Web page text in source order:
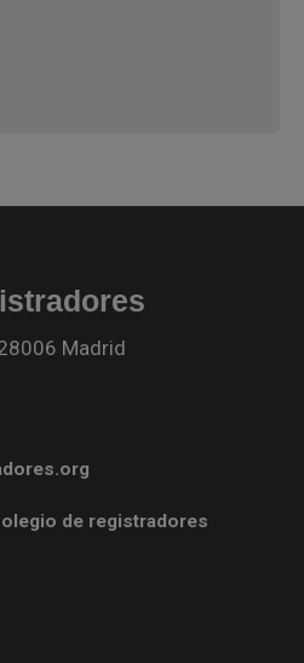
Madrid
de registradores
(abre en ventana nueva)